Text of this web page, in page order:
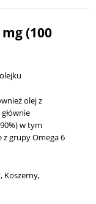
(100
olej z
w tym
z grupy Omega 6
Koszerny,